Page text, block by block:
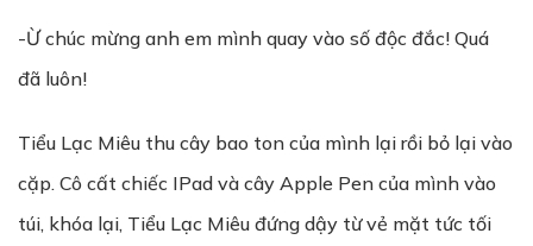
-Ừ chúc mừng anh em mình quay vào số độc đắc! Quá
đã luôn!
Tiểu Lạc Miêu thu cây bao ton của mình lại rồi bỏ lại vào
cặp. Cô cất chiếc IPad và cây Apple Pen của mình vào
túi, khóa lại, Tiểu Lạc Miêu đứng dậy từ vẻ mặt tức tối